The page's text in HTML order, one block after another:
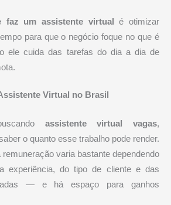
faz um assistente virtual
é otimizar
para que o negócio foque no que é
ele cuida das tarefas do dia a dia de
Virtual no Brasil
assistente virtual vagas,
o quanto esse trabalho pode render.
varia bastante dependendo
experiência, do tipo de cliente e das
— e há espaço para ganhos